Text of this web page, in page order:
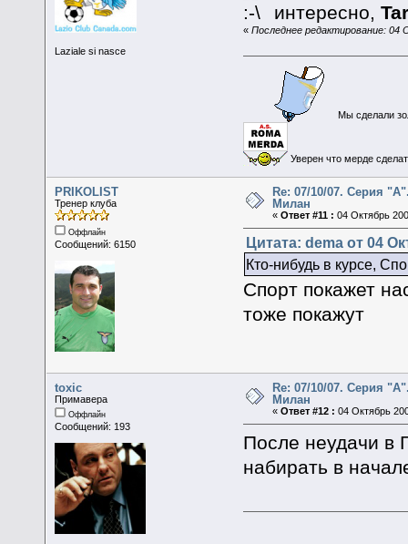
Laziale si nasce
интересно,
« Последнее редактирование: 04
Мы сделали
Уверен что мерде
PRIKOLIST
Тренер клуба
Оффлайн
Сообщений: 6150
Re: 07/10/07. Серия
Милан
«Ответ #11 : 04 Октябрь
Цитата: dema от 04
Кто-нибудь в курсе,
Спорт покажет
тоже покажут
toxic
Примавера
Оффлайн
Сообщений: 193
Re: 07/10/07. Серия
Милан
«Ответ #12 : 04 Октябрь
После неудачи в
набирать в